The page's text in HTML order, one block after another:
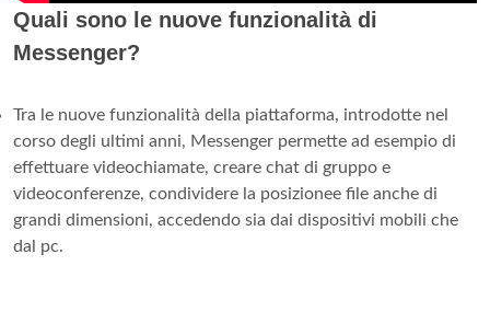
Quali sono le nuove funzionalità di
Messenger?
Tra le nuove funzionalità della piattaforma, introdotte nel
corso degli ultimi anni, Messenger permette ad esempio di
effettuare videochiamate, creare chat di gruppo e
videoconferenze, condividere la posizionee file anche di
grandi dimensioni, accedendo sia dai dispositivi mobili che
dal pc.